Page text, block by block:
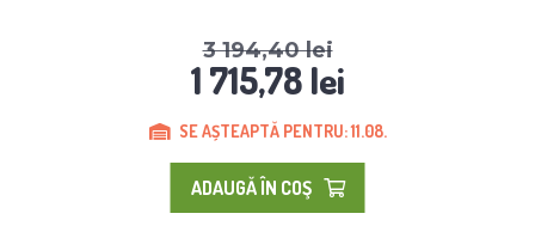
3 194,40 lei
1 715,78 lei
SE AȘTEAPTĂ PENTRU: 11.08.
ADAUGĂ ÎN COŞ